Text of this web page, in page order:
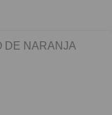
DE NARANJA